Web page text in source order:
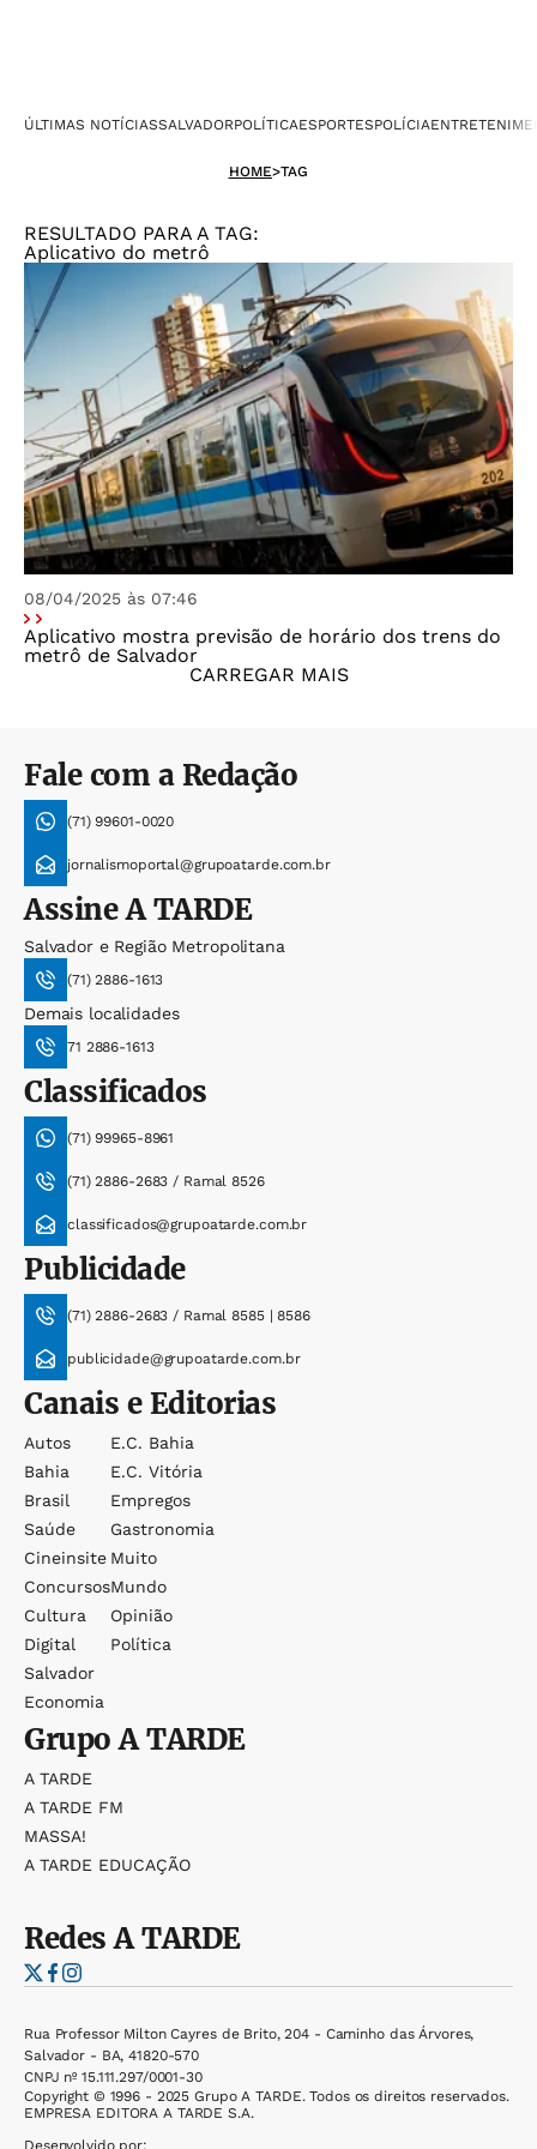
ÚLTIMAS NOTÍCIASSALVADORPOLÍTICAESPORTESPOLÍCIA
HOME>TAG
RESULTADO PARA A TAG:
Aplicativo do metrô
08/04/2025 às 07:46
Aplicativo mostra previsão de horário dos trens do
metrô de Salvador
CARREGAR MAIS
Fale com a Redação
(71) 99601-0020
jornalismoportal@grupoatarde.com.br
AssineA TARDE
Salvador e Região Metropolitana
(71) 2886-1613
Demais localidades
71 2886-1613
Classificados
(71) 99965-8961
(71) 2886-2683 / Ramal 8526
classificados@grupoatarde.com.br
Publicidade
(71) 2886-2683 / Ramal 8585 | 8586
publicidade@grupoatarde.com.br
Canais e Editorias
Autos
Bahia
Brasil
Saúde
Cineinsite
Concursos
Cultura
Digital
Salvador
Economia
E.c. Bahia
E.c. Vitória
Empregos
Gastronomia
Muito
Mundo
Opinião
Política
GrupoA TARDE
A TARDE
A TARDE FM
MASSA!
A TARDE EDUCAÇÃO
RedesA TARDE
Rua Professor Milton Cayres de Brito, 204 - Caminho das Árvores,
Salvador - BA, 41820-570
CNPJ nº 15.111.297/0001-30
Copyright © 1996 - 2025 Grupo A TARDE. Todos os direitos reservados.
EMPRESA EDITORA A TARDE S.A.
Desenvolvido por: